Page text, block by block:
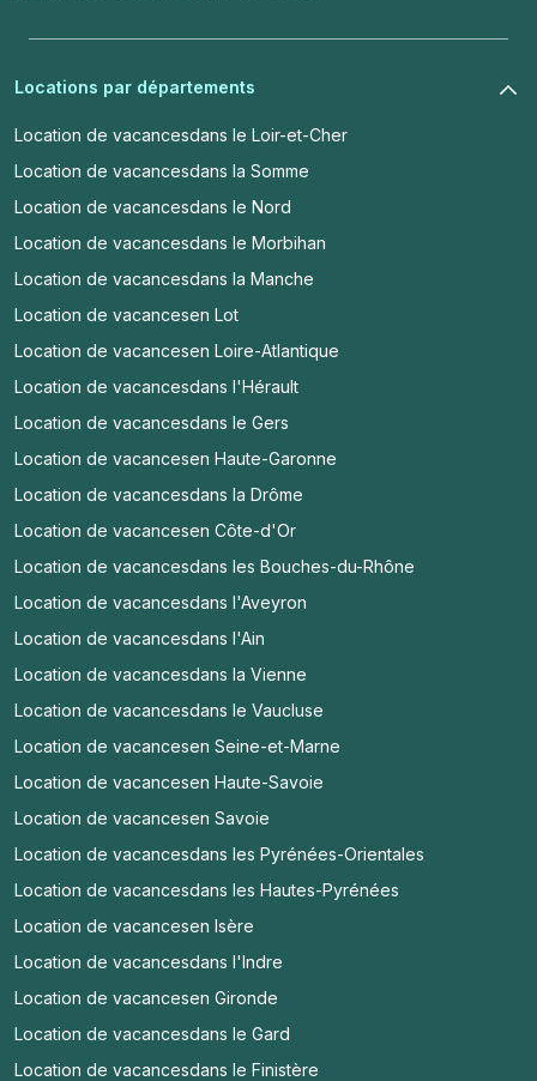
Locations par départements
Location de vacancesdans le Loir-et-Cher
Location de vacancesdans la Somme
Location de vacancesdans le Nord
Location de vacancesdans le Morbihan
Location de vacancesdans la Manche
Location de vacancesen Lot
Location de vacancesen Loire-Atlantique
Location de vacancesdans l'Hérault
Location de vacancesdans le Gers
Location de vacancesen Haute-Garonne
Location de vacancesdans la Drôme
Location de vacancesen Côte-d'Or
Location de vacancesdans les Bouches-du-Rhône
Location de vacancesdans l'Aveyron
Location de vacancesdans l'Ain
Location de vacancesdans la Vienne
Location de vacancesdans le Vaucluse
Location de vacancesen Seine-et-Marne
Location de vacancesen Haute-Savoie
Location de vacancesen Savoie
Location de vacancesdans les Pyrénées-Orientales
Location de vacancesdans les Hautes-Pyrénées
Location de vacancesen Isère
Location de vacancesdans l'Indre
Location de vacancesen Gironde
Location de vacancesdans le Gard
Location de vacancesdans le Finistère